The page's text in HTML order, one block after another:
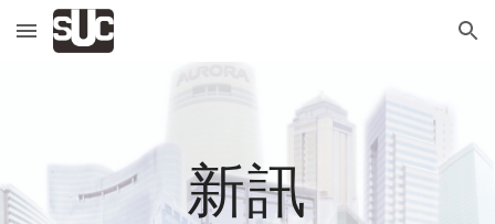
Skip to main content Skip to navigation
新訊